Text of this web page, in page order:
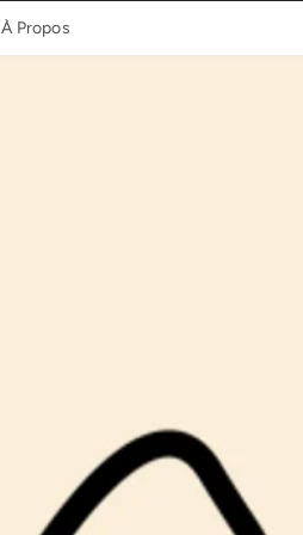
À Propos